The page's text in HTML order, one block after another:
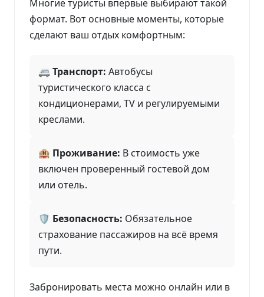
Многие туристы впервые выбирают такой
формат. Вот основные моменты, которые
сделают ваш отдых комфортным:
🚐 Транспорт: Автобусы
туристического класса с
кондиционерами, TV и регулируемыми
креслами.
🏨 Проживание: В стоимость уже
включен проверенный гостевой дом
или отель.
🛡️ Безопасность: Обязательное
страхование пассажиров на всё время
пути.
Забронировать места можно онлайн или в